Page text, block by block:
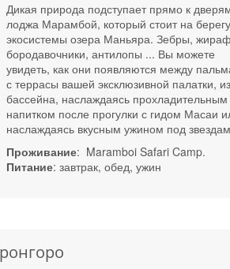
Дикая природа подступает прямо к
лоджа Марамбой, который стоит на берегу
экосистемы озера Маньяра. Зебры,
бородавочники, антилопы ... Вы можете
увидеть, как они появляются между
с террасы вашей эксклюзивной палатки, из
бассейна, наслаждаясь прохладительным
напитком после прогулки с гидом Масаи
наслаждаясь вкусным ужином под
Проживание: Maramboi Safari Camp.
Питание: завтрак, обед, ужин